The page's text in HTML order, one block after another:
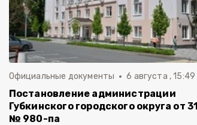
Официальные документы 6 августа , 15:49
Постановление администрации
Губкинского городского округа от
№ 980-па